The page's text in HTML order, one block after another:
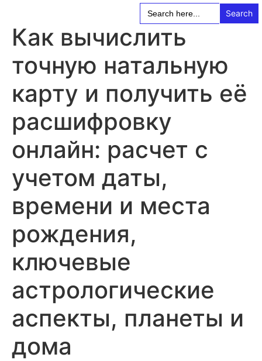
Search
for:
Как вычислить
точную натальную
карту и получить её
расшифровку
онлайн: расчет с
учетом даты,
времени и места
рождения,
ключевые
астрологические
аспекты, планеты и
дома